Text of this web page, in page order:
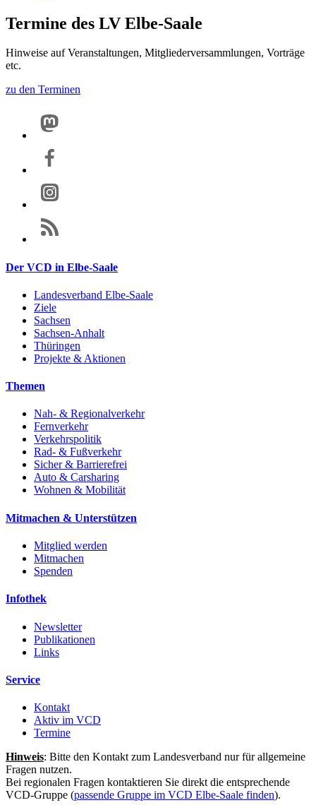
Termine des LV Elbe-Saale
Hinweise auf Veranstaltungen, Mitgliederversammlungen, Vorträge
etc.
zu den Terminen
Der VCD in Elbe-Saale
Landesverband Elbe-Saale
Ziele
Sachsen
Sachsen-Anhalt
Thüringen
Projekte & Aktionen
Themen
Nah- & Regionalverkehr
Fernverkehr
Verkehrspolitik
Rad- & Fußverkehr
Sicher & Barrierefrei
Auto & Carsharing
Wohnen & Mobilität
Mitmachen & Unterstützen
Mitglied werden
Mitmachen
Spenden
Infothek
Newsletter
Publikationen
Links
Service
Kontakt
Aktiv im VCD
Termine
Hinweis: Bitte den Kontakt zum Landesverband nur für allgemeine
Fragen nutzen.
Bei regionalen Fragen kontaktieren Sie direkt die entsprechende
VCD-Gruppe (passende Gruppe im VCD Elbe-Saale finden).